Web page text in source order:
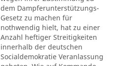
dem Dampferunterstützungs-
Gesetz zu machen für
nothwendig hielt, hat zu einer
Anzahl heftiger Streitigkeiten
innerhalb der deutschen
Socialdemokratie Veranlassung